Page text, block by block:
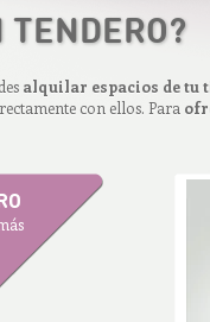
TENDERO?
alquilar espacios de tu
con ellos. Para